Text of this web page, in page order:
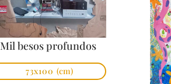
Mil besos profundos
73x100 (cm)